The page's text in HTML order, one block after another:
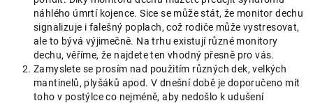
náhlého úmrtí kojence. Sice se může stát, že monitor dechu
signalizuje i falešný poplach, což rodiče může vystresovat,
ale to bývá výjimečně. Na trhu existují různé monitory
dechu, věříme, že najdete ten vhodný přesně pro vás.
Zamyslete se prosím nad použitím různých dek, velkých
mantinelů, plyšáků apod. V dnešní době je doporučeno mít
toho v postýlce co nejméně, aby nedošlo k udušení